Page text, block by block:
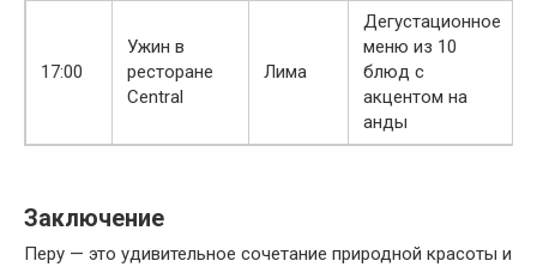
17:00
Ужин в
ресторане
Central
Лима
Дегустационное
меню из 10
блюд с
акцентом на
анды
Заключение
Перу — это удивительное сочетание природной красоты и